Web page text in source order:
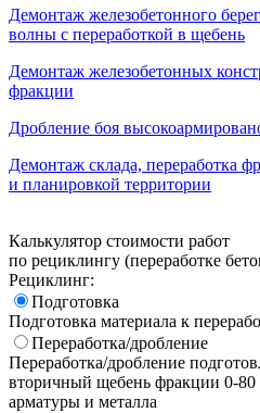
Демонтаж железобетонного
волны с переработкой в щебень
Демонтаж железобетонных
фракции
Дробление боя
Демонтаж склада, переработка
и планировкой территории
Калькулятор стоимости работ
по рециклингу (переработке
Рециклинг:
Подготовка
Подготовка материала к
Переработка/дробление
Переработка/дробление
вторичный щебень фракции 0-
арматуры и металла